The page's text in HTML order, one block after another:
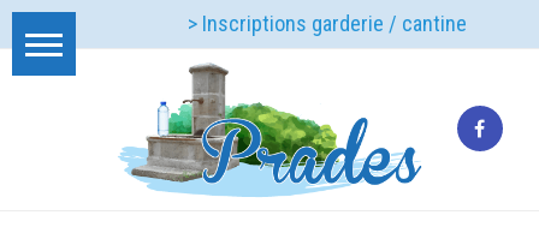
> Inscriptions garderie / cantine